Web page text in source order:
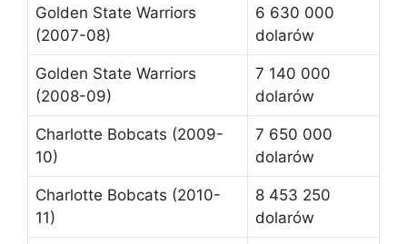
Golden State Warriors
(2007-08)
6 630 000
dolarów
Golden State Warriors
(2008-09)
7 140 000
dolarów
Charlotte Bobcats (2009-
10)
7 650 000
dolarów
Charlotte Bobcats (2010-
11)
8 453 250
dolarów